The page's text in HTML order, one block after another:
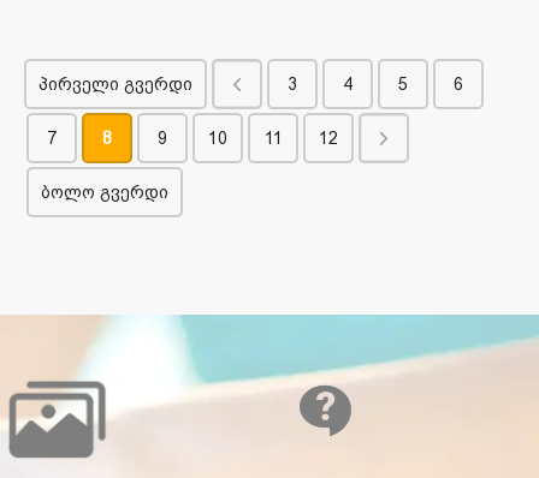
პირველი გვერდი 3 4 5 6
7 8 9 10 11 12
ბოლო გვერდი